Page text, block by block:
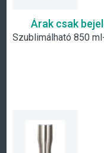
Árak csak
Szublimálható 850